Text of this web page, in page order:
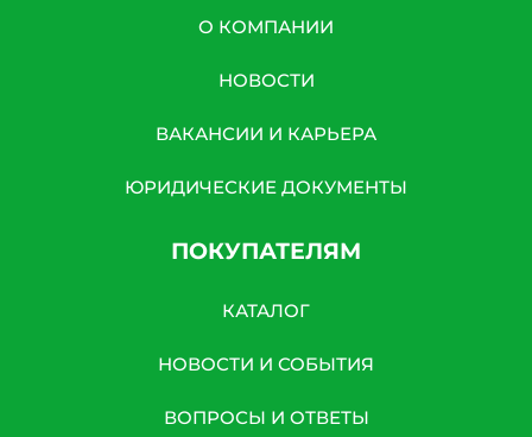
О КОМПАНИИ
НОВОСТИ
ВАКАНСИИ И КАРЬЕРА
ЮРИДИЧЕСКИЕ ДОКУМЕНТЫ
ПОКУПАТЕЛЯМ
КАТАЛОГ
НОВОСТИ И СОБЫТИЯ
ВОПРОСЫ И ОТВЕТЫ